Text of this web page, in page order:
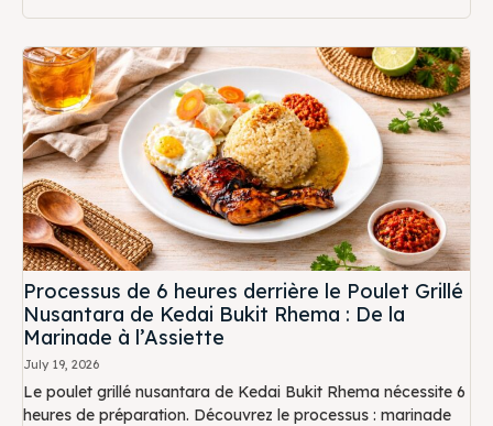
Processus de 6 heures derrière le Poulet Grillé
Nusantara de Kedai Bukit Rhema : De la
Marinade à l’Assiette
July 19, 2026
Le poulet grillé nusantara de Kedai Bukit Rhema nécessite 6
heures de préparation. Découvrez le processus : marinade